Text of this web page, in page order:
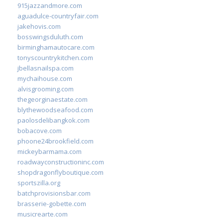
915jazzandmore.com
aguadulce-countryfair.com
jakehovis.com
bosswingsduluth.com
birminghamautocare.com
tonyscountrykitchen.com
jbellasnailspa.com
mychaihouse.com
alvisgrooming.com
thegeorginaestate.com
blythewoodseafood.com
paolosdelibangkok.com
bobacove.com
phoone24brookfield.com
mickeybarmama.com
roadwayconstructioninc.com
shopdragonflyboutique.com
sportszilla.org
batchprovisionsbar.com
brasserie-gobette.com
musicrearte.com